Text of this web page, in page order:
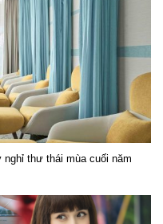
thư thái mùa cuối năm